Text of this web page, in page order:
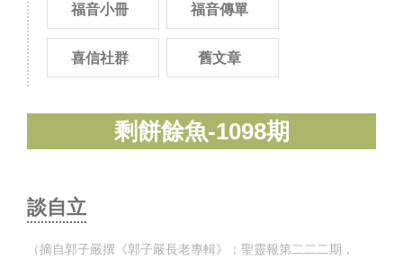
福音小冊 福音傳單
喜信社群 舊文章
剩餅餘魚-1098期
談自立
（摘自郭子嚴撰《郭子嚴長老專輯》：聖靈報第二二二期，